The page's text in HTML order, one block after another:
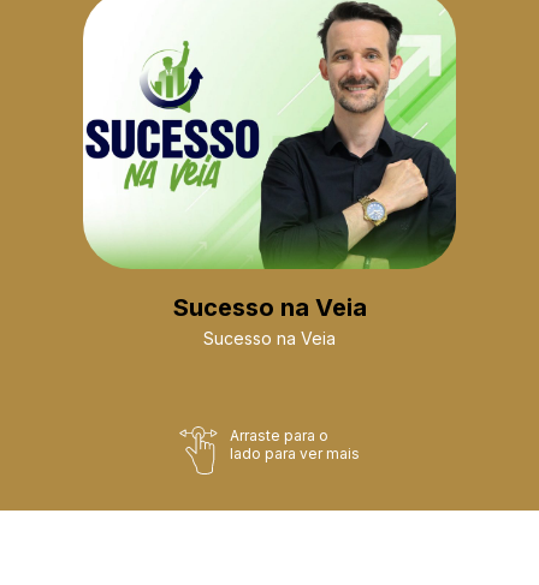
Sucesso na Veia
Sucesso na Veia
Arraste para o
lado para ver mais